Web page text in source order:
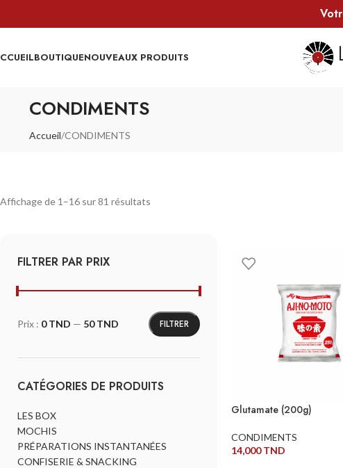
BOUTIQUENOUVEAUX PRODUITS
CONDIMENTS
Accueil CONDIMENTS
Affichage de 1–16 sur 81 résultats
FILTRER PAR PRIX
FILTRER
Prix : 0 TND — 50 TND
CATÉGORIES DE PRODUITS
LES BOX
MOCHIS
PRÉPARATIONS INSTANTANÉES
CONFISERIE & SNACKING
Glutamate (200g)
CONDIMENTS
14,000TND